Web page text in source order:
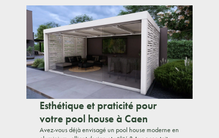
Esthétique et praticité pour
votre pool house à Caen
Avez-vous déjà envisagé un pool house moderne en